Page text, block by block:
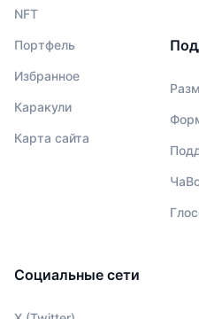
NFT
Портфель
Избранное
Каракули
Карта сайта
Социальные сети